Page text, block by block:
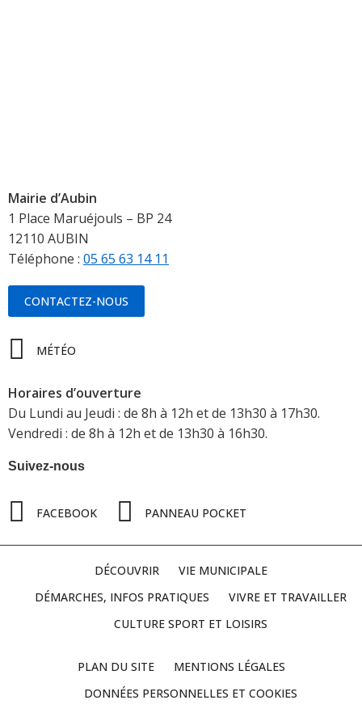
Mairie d’Aubin
1 Place Maruéjouls – BP 24
12110 AUBIN
Téléphone : 05 65 63 14 11
CONTACTEZ-NOUS
MÉTÉO
Horaires d’ouverture
Du Lundi au Jeudi : de 8h à 12h et de 13h30 à 17h30.
Vendredi : de 8h à 12h et de 13h30 à 16h30.
Suivez-nous
FACEBOOK PANNEAU POCKET
DÉCOUVRIR
VIE MUNICIPALE
DÉMARCHES, INFOS PRATIQUES
VIVRE ET TRAVAILLER
CULTURE SPORT ET LOISIRS
PLAN DU SITE
MENTIONS LÉGALES
DONNÉES PERSONNELLES ET COOKIES